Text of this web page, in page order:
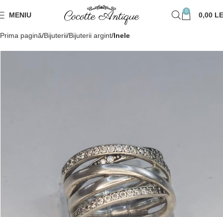
MENIU 0 0,00
Prima pagină Bijuterii Bijuterii argint Inele